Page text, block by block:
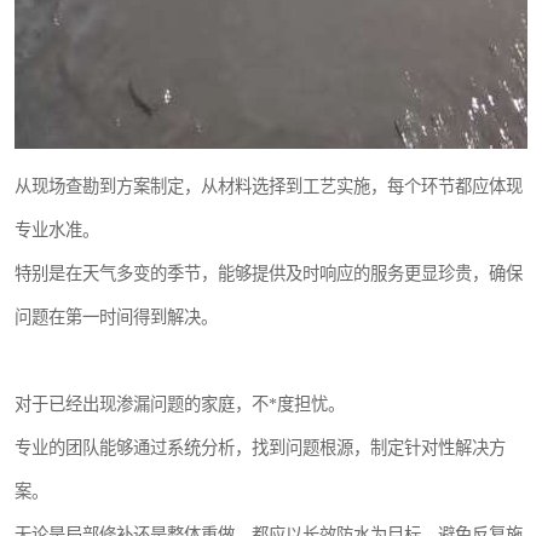
从现场查勘到方案制定，从材料选择到工艺实施，每个环节都应体现
专业水准。
特别是在天气多变的季节，能够提供及时响应的服务更显珍贵，确保
问题在第一时间得到解决。
对于已经出现渗漏问题的家庭，不*度担忧。
专业的团队能够通过系统分析，找到问题根源，制定针对性解决方
案。